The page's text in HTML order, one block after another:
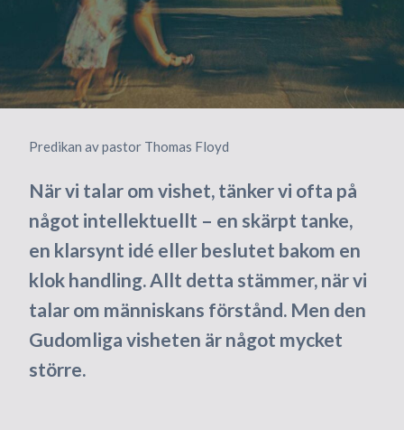
Predikan av pastor Thomas Floyd
När vi talar om vishet, tänker vi ofta på
något intellektuellt – en skärpt tanke,
en klarsynt idé eller beslutet bakom en
klok handling. Allt detta stämmer, när vi
talar om människans förstånd. Men den
Gudomliga visheten är något mycket
större.